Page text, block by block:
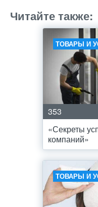
Читайте также:
ТОВАРЫ И
353
«Секреты
компаний»
ТОВАРЫ И